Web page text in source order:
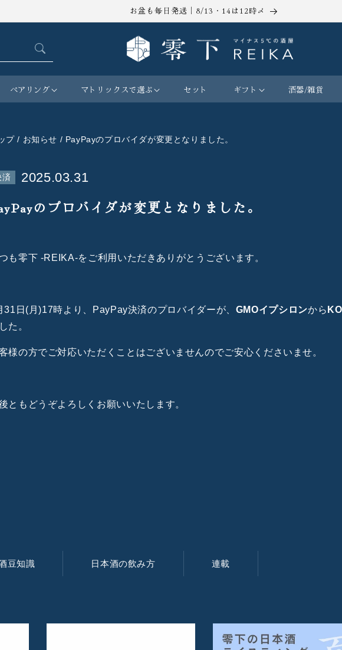
お盆も毎日発送｜8/13・14は12時〆
ペアリング マトリックスで選ぶ セット ギフト 酒器/雑貨
プ/ お知らせ / PayPayのプロバイダが変更となりました。
済 2025.03.31
のプロバイダが変更となりました。
も零下 -REIKA-をご利用いただきありがとうございます。
31日(月)17時より、PayPay決済のプロバイダーが、 GMOイプシロンから
た。
様の方でご対応いただくことはございませんのでご安心くださいませ。
ともどうぞよろしくお願いいたします。
豆知識 日本酒の飲み方 連載